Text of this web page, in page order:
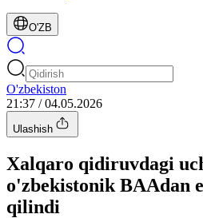
O'ZB
O'zbekiston
21:37 / 04.05.2026
Ulashish
Xalqaro qidiruvdagi
o'zbekistonik BAAdan
qilindi